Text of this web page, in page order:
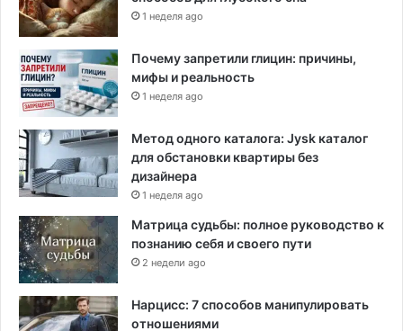
1 неделя ago
Почему запретили глицин: причины,
мифы и реальность
1 неделя ago
Метод одного каталога: Jysk каталог
для обстановки квартиры без
дизайнера
1 неделя ago
Матрица судьбы: полное руководство к
познанию себя и своего пути
2 недели ago
Нарцисс: 7 способов манипулировать
отношениями